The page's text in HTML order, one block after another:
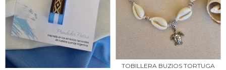
TOBILLERA BUZIOS TORTUGA